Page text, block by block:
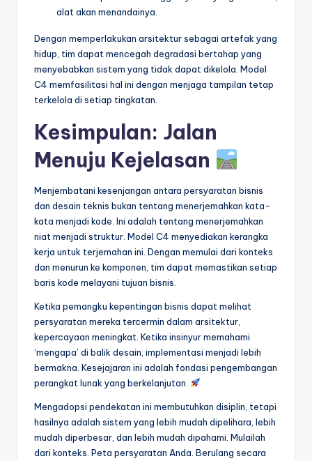
alat akan menandainya.
Dengan memperlakukan arsitektur sebagai artefak yang
hidup, tim dapat mencegah degradasi bertahap yang
menyebabkan sistem yang tidak dapat dikelola. Model
C4 memfasilitasi hal ini dengan menjaga tampilan tetap
terkelola di setiap tingkatan.
Kesimpulan: Jalan
Menuju Kejelasan
Menjembatani kesenjangan antara persyaratan bisnis
dan desain teknis bukan tentang menerjemahkan kata-
kata menjadi kode. Ini adalah tentang menerjemahkan
niat menjadi struktur. Model C4 menyediakan kerangka
kerja untuk terjemahan ini. Dengan memulai dari konteks
dan menurun ke komponen, tim dapat memastikan setiap
baris kode melayani tujuan bisnis.
Ketika pemangku kepentingan bisnis dapat melihat
persyaratan mereka tercermin dalam arsitektur,
kepercayaan meningkat. Ketika insinyur memahami
‘mengapa’ di balik desain, implementasi menjadi lebih
bermakna. Kesejajaran ini adalah fondasi pengembangan
perangkat lunak yang berkelanjutan.
Mengadopsi pendekatan ini membutuhkan disiplin, tetapi
hasilnya adalah sistem yang lebih mudah dipelihara, lebih
mudah diperbesar, dan lebih mudah dipahami. Mulailah
dari konteks. Peta persyaratan Anda. Berulang secara